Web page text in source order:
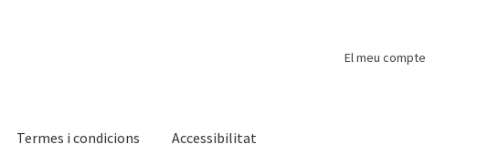
El meu compte
Termes i condicions Accessibilitat